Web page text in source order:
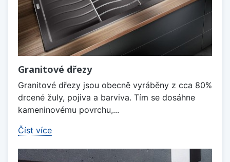
Granitové dřezy
Granitové dřezy jsou obecně vyráběny z cca 80%
drcené žuly, pojiva a barviva. Tím se dosáhne
kameninovému povrchu,...
Číst více